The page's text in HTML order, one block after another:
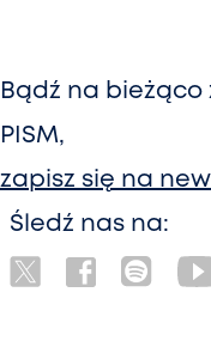
Bądź na
PISM,
zapisz się na
Śledź nas na: